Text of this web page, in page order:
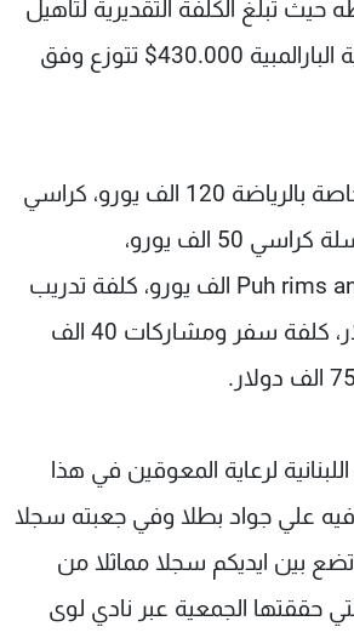
حيث تبلغ الكلفة التقديرية لتأهيل
ودعم الفرق الرياضية البارالمبية 430.000$ تتوزع وفق
اطراف اصطناعية خاصة بالرياضة 120 الف يورو، كراسي
50 الف يورو،
Puh rims and hand cycles 42 الف يورو، كلفة تدريب
سنوية 70 الف دولار، كلفة سفر ومشاركات 40 الف
لرعاية المعوقين في هذا
فيه علي جواد بطلا وفي جعبته سجلا
تضع بين ايديكم سجلا مماثلا من
حققتها الجمعية عبر نادي لوى